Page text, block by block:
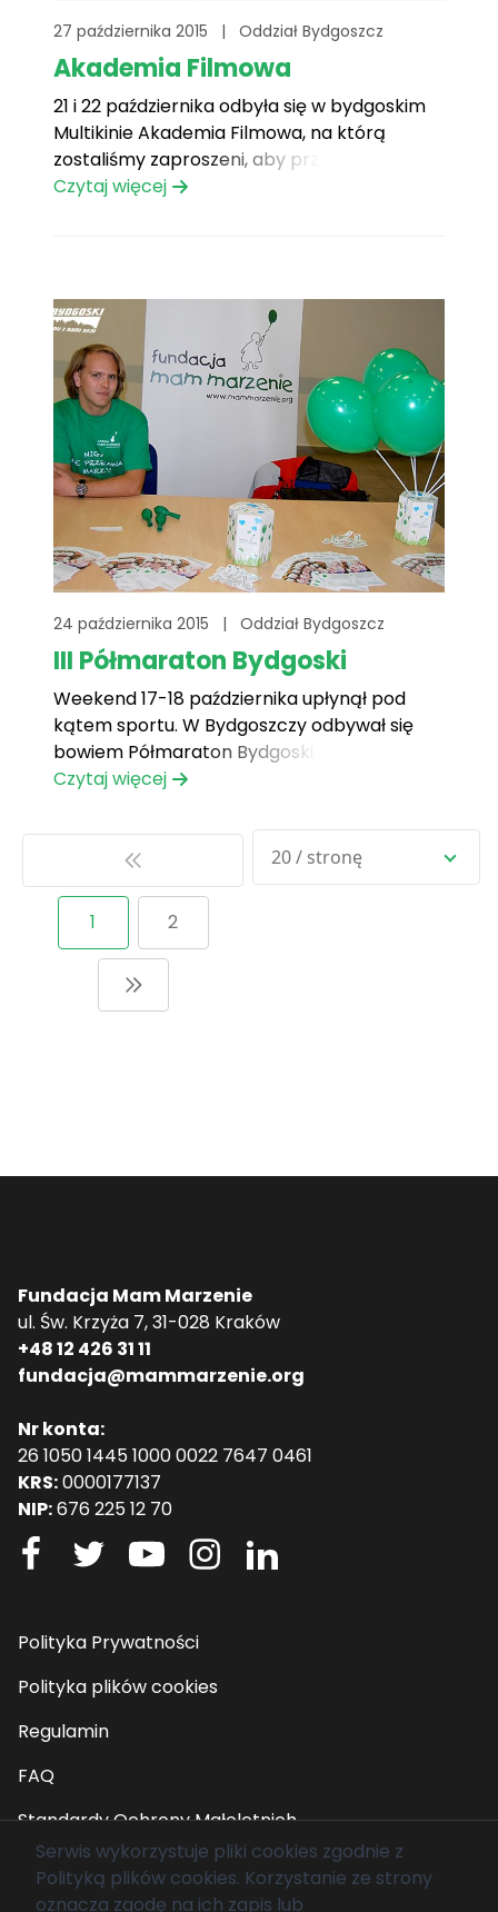
27 października 2015 | Oddział Bydgoszcz
Akademia Filmowa
21 i 22 października odbyła się w bydgoskim
Multikinie Akademia Filmowa, na którą
zostaliśmy zaproszeni, aby przeprowadzić
tematyczne prelekcje.
Czytaj więcej
24 października 2015 | Oddział Bydgoszcz
III Półmaraton Bydgoski
Weekend 17-18 października upłynął pod
kątem sportu. W Bydgoszczy odbywał się
bowiem Półmaraton Bydgoski. Po nawiązaniu
(jak się później okazało owocnej) współpracy
podczas zapisów na ten bieg, podczas
których mieliśmy możliwość zbierania
funduszy na marzycieli z naszego oddziału.
Czytaj więcej
1 2
20 / stronę
Fundacja Mam Marzenie
ul. Św. Krzyża 7, 31-028 Kraków
+48 12 426 31 11
fundacja@mammarzenie.org
Nr konta:
26 1050 1445 1000 0022 7647 0461
KRS:0000177137
NIP:676 225 12 70
Polityka Prywatności
Polityka plików cookies
Regulamin
FAQ
Standardy Ochrony Małoletnich
© 2026 Fundacja Mam Marzenie. Wszelkie prawa
Serwis wykorzystuje pliki cookies zgodnie z
Polityką plików cookies. Korzystanie ze strony
oznacza zgodę na ich zapis lub